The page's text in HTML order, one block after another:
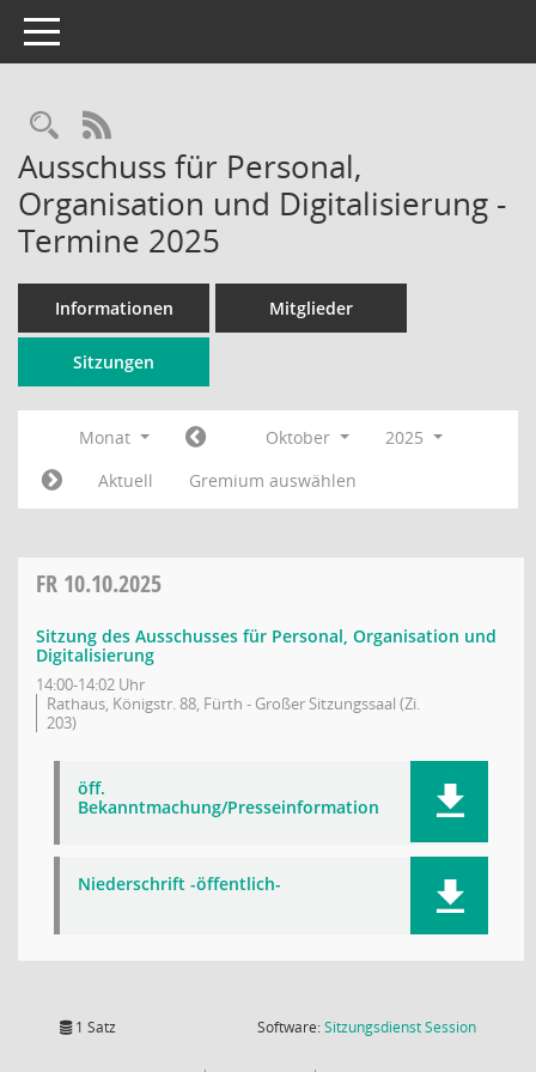
Toggle navigation
Rechercheauswahl
RSS-Feed
Ausschuss für Personal,
Organisation und Digitalisierung -
Termine 2025
Informationen Mitglieder
Sitzungen
Monat Oktober
2025
Aktuell
Gremium auswählen
FR 10.10.2025
Sitzung des Ausschusses für Personal, Organisation und
Digitalisierung
14:00-14:02 Uhr
Rathaus, Königstr. 88, Fürth - Großer Sitzungssaal (Zi.
203)
öff.
Bekanntmachung/Presseinformation
Niederschrift -öffentlich-
1 Satz Software:SitzungsdienstSession(Wird in